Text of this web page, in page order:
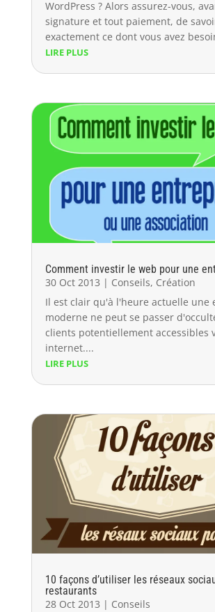
WordPress ? Alors assurez-vous,
signature et tout paiement, de
exactement ce dont vous avez
LIRE PLUS
Comment investir le web pour une
30 Oct 2013 | Conseils, Création
Il est clair qu'à l'heure actuelle une
moderne ne peut se passer
clients potentiellement accessibles
internet....
LIRE PLUS
10 façons d’utiliser les réseaux
restaurants
28 Oct 2013 | Conseils